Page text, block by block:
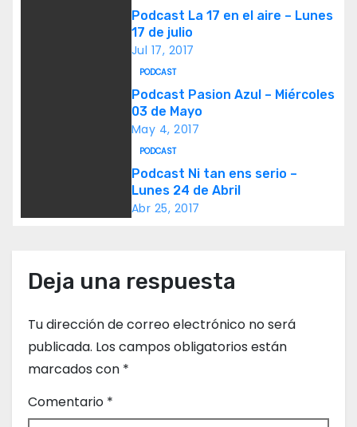
d
e
t
r
a
Podcast La 17 en el aire – Lunes
17 de julio
Jul 17, 2017
PODCAST
Podcast Pasion Azul – Miércoles
03 de Mayo
May 4, 2017
PODCAST
Podcast Ni tan ens serio –
Lunes 24 de Abril
Abr 25, 2017
Deja una respuesta
Tu dirección de correo electrónico no será
publicada. Los campos obligatorios están
marcados con *
Comentario *